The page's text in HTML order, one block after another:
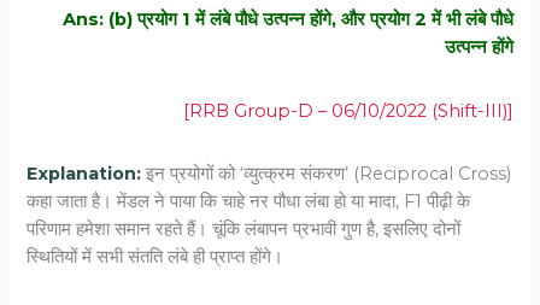
Ans: (b) प्रयोग 1 में लंबे पौधे उत्पन्न होंगे, और प्रयोग 2 में भी लंबे पौधे
उत्पन्न होंगे
[RRB Group-D – 06/10/2022 (Shift-III)]
Explanation: इन प्रयोगों को ‘व्युत्क्रम संकरण’ (Reciprocal Cross)
कहा जाता है। मेंडल ने पाया कि चाहे नर पौधा लंबा हो या मादा, F1 पीढ़ी के
परिणाम हमेशा समान रहते हैं। चूंकि लंबापन प्रभावी गुण है, इसलिए दोनों
स्थितियों में सभी संतति लंबे ही प्राप्त होंगे।